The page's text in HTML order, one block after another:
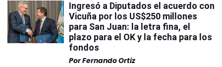
Ingresó a Diputados el acuerdo con
Vicuña por los US$250 millones
para San Juan: la letra fina, el
plazo para el OK y la fecha para los
fondos
PorFernando Ortiz